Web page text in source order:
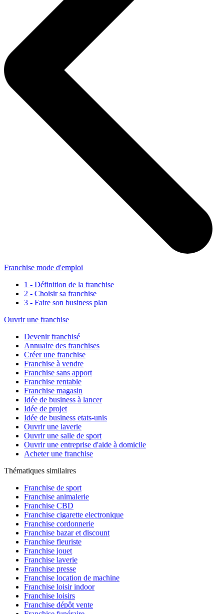
Franchise mode d'emploi
1 - Définition de la franchise
2 - Choisir sa franchise
3 - Faire son business plan
Ouvrir une franchise
Devenir franchisé
Annuaire des franchises
Créer une franchise
Franchise à vendre
Franchise sans apport
Franchise rentable
Franchise magasin
Idée de business à lancer
Idée de projet
Idée de business etats-unis
Ouvrir une laverie
Ouvrir une salle de sport
Ouvrir une entreprise d'aide à domicile
Acheter une franchise
Thématiques similaires
Franchise de sport
Franchise animalerie
Franchise CBD
Franchise cigarette electronique
Franchise cordonnerie
Franchise bazar et discount
Franchise fleuriste
Franchise jouet
Franchise laverie
Franchise presse
Franchise location de machine
Franchise loisir indoor
Franchise loisirs
Franchise dépôt vente